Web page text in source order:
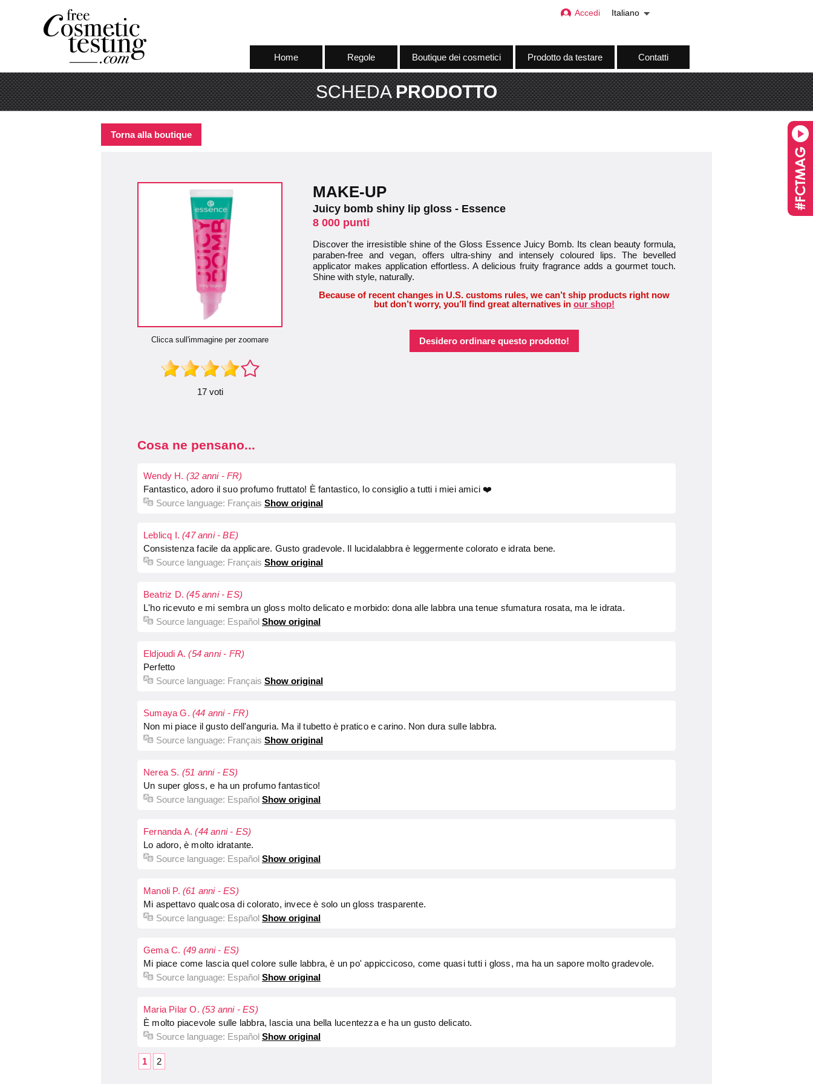
Home Regole Boutique dei cosmetici Prodotto da testare Contatti
Accedi Italiano
SCHEDAPRODOTTO
Torna alla boutique
Clicca sull'immagine per zoomare
17 voti
MAKE-UP
Juicy bomb shiny lip gloss - Essence
8 000 punti
Discover the irresistible shine of the Gloss Essence Juicy Bomb. Its clean beauty formula,
paraben-free and vegan, offers ultra-shiny and intensely coloured lips. The bevelled
applicator makes application effortless. A delicious fruity fragrance adds a gourmet touch.
Shine with style, naturally.
Because of recent changes in U.S. customs rules, we can’t ship products right now
but don’t worry, you’ll find great alternatives in our shop!
Desidero ordinare questo prodotto!
Cosa ne pensano...
Wendy H. (32 anni - FR)
Fantastico, adoro il suo profumo fruttato! È fantastico, lo consiglio a tutti i miei amici ❤️
Source language: Français Show original
Leblicq I.(47 anni - BE)
Consistenza facile da applicare. Gusto gradevole. Il lucidalabbra è leggermente colorato e idrata bene.
Source language: Français Show original
Beatriz D.(45 anni - ES)
L'ho ricevuto e mi sembra un gloss molto delicato e morbido: dona alle labbra una tenue sfumatura rosata, ma le idrata.
Source language: Español Show original
Eldjoudi A.(54 anni - FR)
Perfetto
Source language: Français Show original
Sumaya G. (44 anni - FR)
Non mi piace il gusto dell'anguria. Ma il tubetto è pratico e carino. Non dura sulle labbra.
Source language: Français Show original
Nerea S. (51 anni - ES)
Un super gloss, e ha un profumo fantastico!
Source language: Español Show original
Fernanda A.(44 anni - ES)
Lo adoro, è molto idratante.
Source language: Español Show original
Manoli P. (61 anni - ES)
Mi aspettavo qualcosa di colorato, invece è solo un gloss trasparente.
Source language: Español Show original
Gema C. (49 anni - ES)
Mi piace come lascia quel colore sulle labbra, è un po' appiccicoso, come quasi tutti i gloss, ma ha un sapore molto gradevole.
Source language: Español Show original
Maria Pilar O. (53 anni - ES)
È molto piacevole sulle labbra, lascia una bella lucentezza e ha un gusto delicato.
Source language: Español Show original
1 2